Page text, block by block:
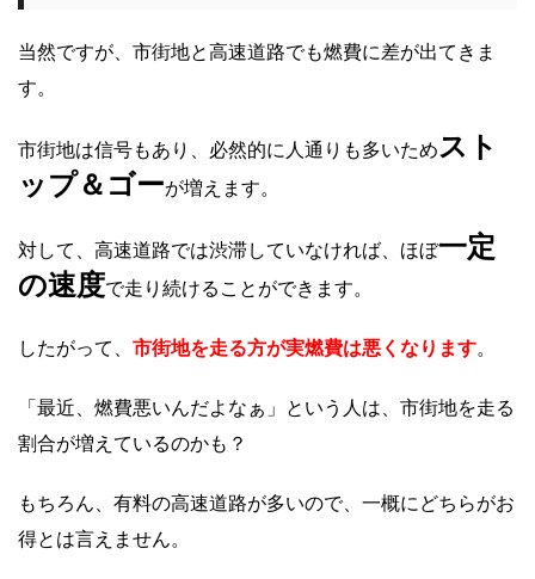
当然ですが、市街地と高速道路でも燃費に差が出てきま
す。
市街地は信号もあり、必然的に人通りも多いためスト
ップ＆ゴーが増えます。
対して、高速道路では渋滞していなければ、ほぼ一定
の速度で走り続けることができます。
したがって、 市街地を走る方が実燃費は悪くなります。
「最近、燃費悪いんだよなぁ」という人は、市街地を走る
割合が増えているのかも？
もちろん、有料の高速道路が多いので、一概にどちらがお
得とは言えません。